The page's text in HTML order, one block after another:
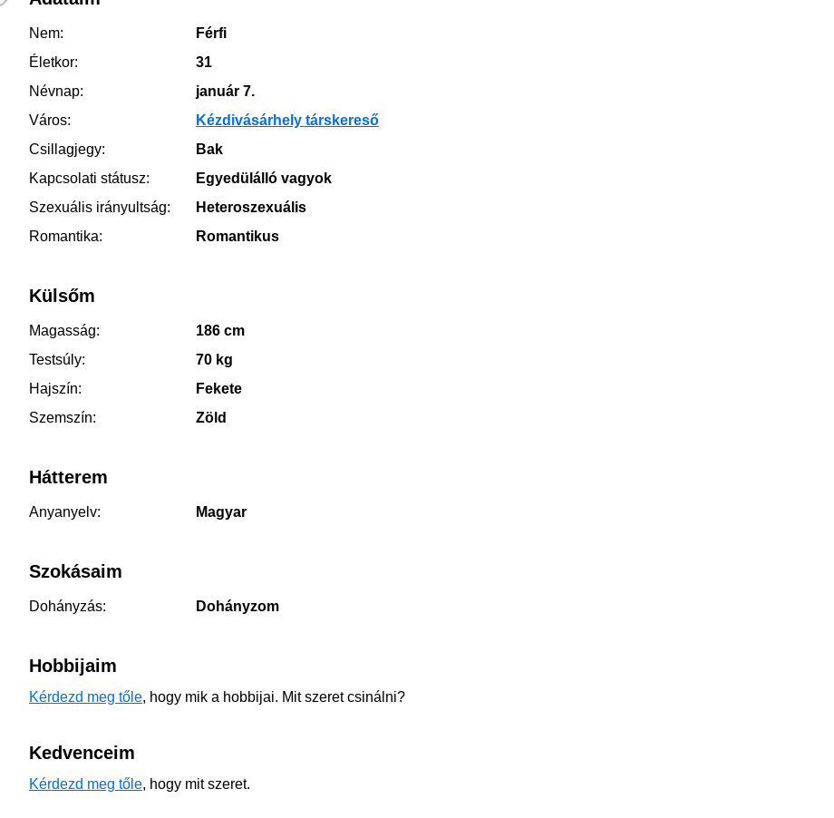
Nem:
Férfi
Életkor:
31
Névnap:
január 7.
Város:
Kézdivásárhely társkereső
Csillagjegy:
Bak
Kapcsolati státusz:
Egyedülálló vagyok
Szexuális irányultság:
Heteroszexuális
Romantika:
Romantikus
Külsőm
Magasság:
186 cm
Testsúly:
70 kg
Hajszín:
Fekete
Szemszín:
Zöld
Hátterem
Anyanyelv: Magyar
Szokásaim
Dohányzás: Dohányzom
Hobbijaim
Kérdezd meg tőle, hogy mik a hobbijai. Mit szeret csinálni?
Kedvenceim
Kérdezd meg tőle, hogy mit szeret.